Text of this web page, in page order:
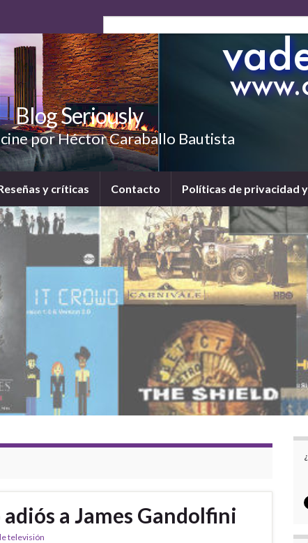
Blog Seriously
por Héctor Caraballo Bautista
y críticas Contacto Políticas de privacidad
a James Gandolfini
televisión